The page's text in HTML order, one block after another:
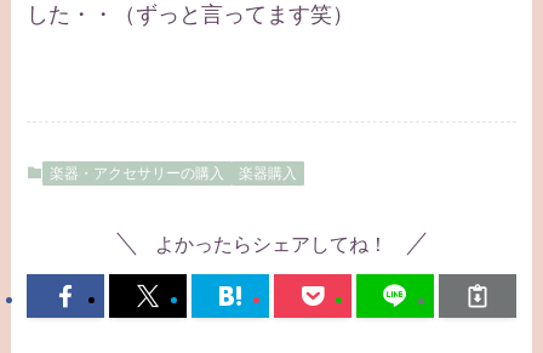
した・・（ずっと言ってます笑）
楽器・アクセサリーの購入 楽器購入
よかったらシェアしてね！